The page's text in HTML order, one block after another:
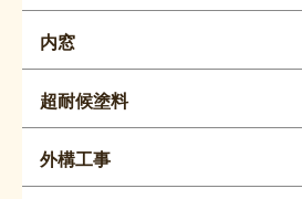
内窓
超耐候塗料
外構工事